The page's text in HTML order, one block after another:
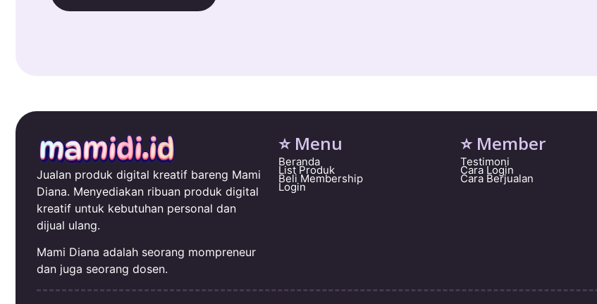
Jualan produk digital kreatif bareng Mami
Diana. Menyediakan ribuan produk digital
kreatif untuk kebutuhan personal dan
dijual ulang.
Mami Diana adalah seorang mompreneur
dan juga seorang dosen.
⭐ Menu
Beranda
List Produk
Beli Membership
Login
⭐ Member
Testimoni
Cara Login
Cara Berjualan